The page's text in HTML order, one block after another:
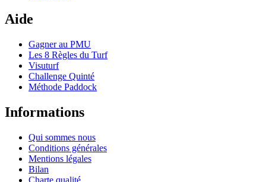
Aide
Gagner au PMU
Les 8 Règles du Turf
Visuturf
Challenge Quinté
Méthode Paddock
Informations
Qui sommes nous
Conditions générales
Mentions légales
Bilan